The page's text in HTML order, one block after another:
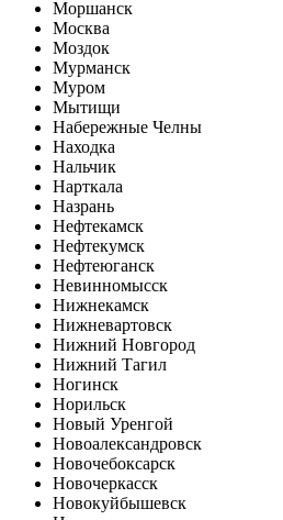
Моршанск
Москва
Моздок
Мурманск
Муром
Мытищи
Набережные Челны
Находка
Нальчик
Нарткала
Назрань
Нефтекамск
Нефтекумск
Нефтеюганск
Невинномысск
Нижнекамск
Нижневартовск
Нижний Новгород
Нижний Тагил
Ногинск
Норильск
Новый Уренгой
Новоалександровск
Новочебоксарск
Новочеркасск
Новокуйбышевск